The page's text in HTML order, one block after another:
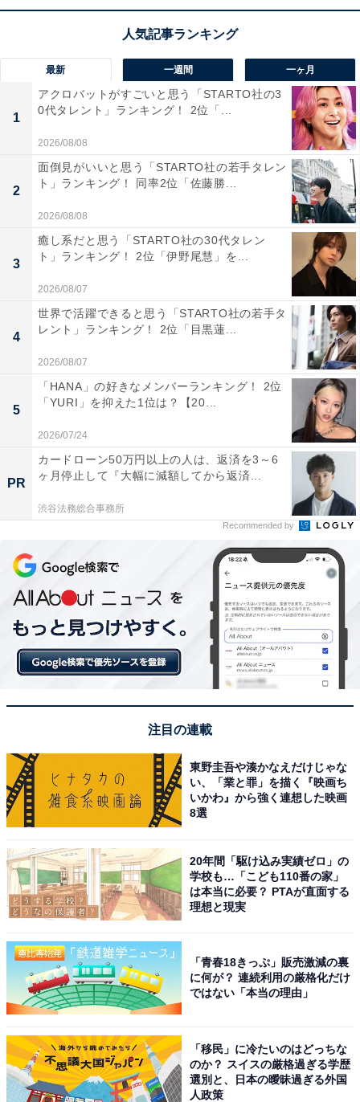
休暇にリラックスしたい層から支持を集めています。
回答者からは「温泉だけではなく、海の景色も楽しみな
がらのんびりできそうだから」（40代女性／青森県）、
「志摩半島の美しい海景色を眺めながらゆっくりと温泉
に浸かることができるから」（40代男性／静岡県）、
「落ち着けていい」（50代女性／大阪府）などのコメン
トが寄せられていました。
※回答コメントは原文ママです
次ページ
5位までの全ランキング結果を見
る
こちらもおすすめ
長期休みに行きたい京都府の「穴場温泉地」ラ
ンキング！ 2位「嵐山温泉」、1位は？
1 2
最新 一週間 一ヶ月
1
アクロバットがすごいと思う「STARTO社の3
0代タレント」ランキング！ 2位「...
2026/08/08
2
面倒見がいいと思う「STARTO社の若手タレン
ト」ランキング！ 同率2位「佐藤勝...
2026/08/08
3
癒し系だと思う「STARTO社の30代タレン
ト」ランキング！ 2位「伊野尾慧」を...
2026/08/07
4
世界で活躍できると思う「STARTO社の若手タ
レント」ランキング！ 2位「目黒蓮...
2026/08/07
5
「HANA」の好きなメンバーランキング！ 2位
「YURI」を抑えた1位は？【20...
2026/07/24
PR
カードローン50万円以上の人は、返済を3～6
ヶ月停止して『大幅に減額してから返済...
渋谷法務総合事務所
Recommended by
注目の連載
東野圭吾や湊かなえだけじゃな
い、「業と罪」を描く『映画ち
いかわ』から強く連想した映画
8選
20年間「駆け込み実績ゼロ」の
学校も…「こども110番の家」
は本当に必要？ PTAが直面する
理想と現実
「青春18きっぷ」販売激減の裏
に何が？ 連続利用の厳格化だけ
ではない「本当の理由」
「移民」に冷たいのはどっちな
のか？ スイスの厳格過ぎる学歴
選別と、日本の曖昧過ぎる外国
人政策